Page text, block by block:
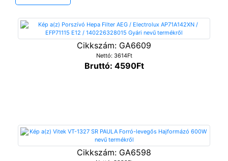
Cikkszám: GA6609
Nettó: 3614Ft
Bruttó: 4590Ft
Cikkszám: GA6598